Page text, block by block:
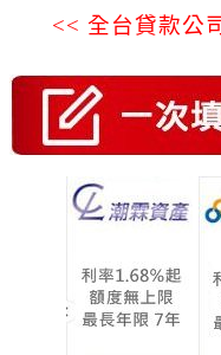
<< 全台貸款公